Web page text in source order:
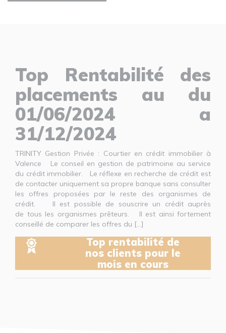
Top Rentabilité des
placements au du
01/06/2024 a
31/12/2024
TRINITY Gestion Privée : Courtier en crédit immobilier à
Valence Le conseil en gestion de patrimoine au service
du crédit immobilier. Le réflexe en recherche de crédit est
de contacter uniquement sa propre banque sans consulter
les offres proposées par le reste des organismes de
crédit. Il est possible de souscrire un crédit auprès
de tous les organismes prêteurs. Il est ainsi fortement
conseillé de comparer les offres du [...]
Top rentabilité de
nos clients pour le
mois en cours